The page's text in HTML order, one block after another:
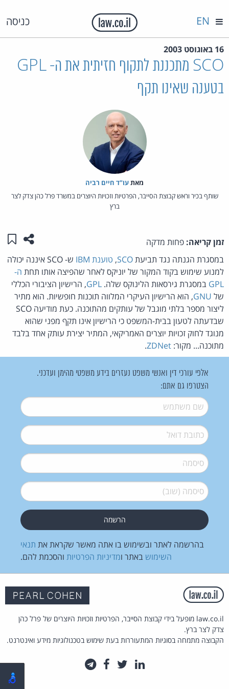
כניסה EN
16 באוגוסט 2003
SCO מתכננת לתקוף חזיתית את ה- GPL
בטענה שאינו תקף
מאת‏עו"ד חיים רביה
שותף בכיר וראש קבוצת הסייבר, הפרטיות וזכויות היוצרים במשרד פרל כהן צדק לצר
ברץ
זמן קריאה: פחות מדקה שתפו
במסגרת הגנתה נגד תביעתSCO
, טוענת IBM
ש- SCO איננה יכולה
למנוע שימוש בקוד המקור של יוניקס לאחר שהפיצה אותו תחת ה-
GPL במסגרת גירסאות הלינוקס שלה. GPL, הרישיון הציבורי הכללי
של GNU, הוא הרישיון העיקרי המלווה תוכנות חופשיות. הוא מתיר
שבדעתה לטעון בבית-המשפט כי הרישיון אינו תקף מפני שהוא
מנוגד לחוק זכויות יוצרים האמריקאי, המתיר יצירת עותק אחד בלבד
מתוכנה... מקור: ZDNet
.
אלפי עורכי דין ואנשי משפט נעזרים בידע משפטי מהימן ועדכני.
הצטרפו גם אתם:
שם משתמש*
דואל*
סיסמה*
סיסמה (שוב)*
בהרשמה לאתר ובשימוש בו אתה מאשר שקראת את תנאי
השימוש באתר ומדיניות הפרטיות והסכמת להם.
law.co.il מופעל בידי קבוצת הסייבר, הפרטיות וזכויות היוצרים של פרל כהן
צדק לצר ברץ.
הקבוצה מתמחה בסוגיות המתעוררות בעת שימוש בטכנולוגיות מידע ואינטרנט.
לינקדאין
טוויטרפייסבוק